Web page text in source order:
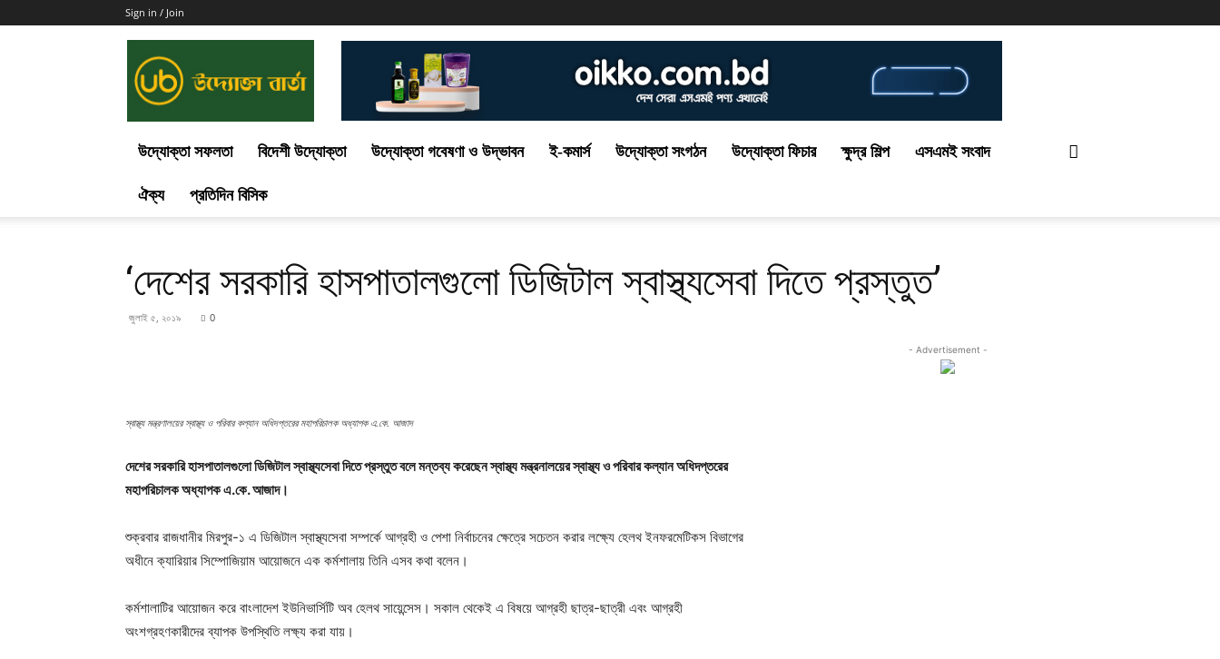
Sign in / Join
উদ্যোক্তা সফলতা বিদেশী উদ্যোক্তা উদ্যোক্তা গবেষণা ও উদ্ভাবন ই-কমার্স উদ্যোক্তা সংগঠন উদ্যোক্তা ফিচার ক্ষুদ্র শিল্প এসএমই সংবাদ
ঐক্য প্রতিদিন বিসিক
‘দেশের সরকারি হাসপাতালগুলো ডিজিটাল স্বাস্থ্যসেবা দিতে প্রস্তুত’
জুলাই ৫, ২০১৯ 0
স্বাস্থ্য মন্ত্রণালয়ের স্বাস্থ্য ও পরিবার কল্যান অধিদপ্তরের মহাপরিচালক অধ্যাপক এ.কে. আজাদ
দেশের সরকারি হাসপাতালগুলো ডিজিটাল স্বাস্থ্যসেবা দিতে প্রস্তুত বলে মন্তব্য করেছেন স্বাস্থ্য মন্ত্রনালয়ের স্বাস্থ্য ও পরিবার কল্যান অধিদপ্তরের
মহাপরিচালক অধ্যাপক এ.কে. আজাদ।
শুক্রবার রাজধানীর মিরপুর-১ এ ডিজিটাল স্বাস্থ্যসেবা সম্পর্কে আগ্রহী ও পেশা নির্বাচনের ক্ষেত্রে সচেতন করার লক্ষ্যে হেলথ ইনফরমেটিকস বিভাগের
অধীনে ক্যারিয়ার সিম্পোজিয়াম আয়োজনে এক কর্মশালায় তিনি এসব কথা বলেন।
কর্মশালাটির আয়োজন করে বাংলাদেশ ইউনিভার্সিটি অব হেলথ সায়েন্সেস। সকাল থেকেই এ বিষয়ে আগ্রহী ছাত্র-ছাত্রী এবং আগ্রহী
অংশগ্রহণকারীদের ব্যাপক উপস্থিতি লক্ষ্য করা যায়।
- Advertisement -